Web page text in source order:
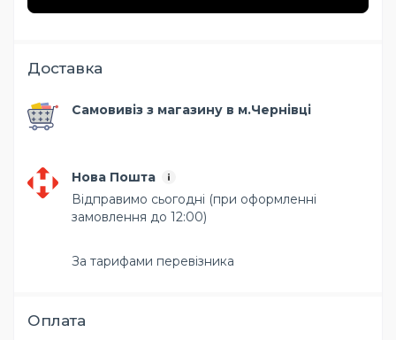
Доставка
Самовивіз з магазину в м.Чернівці
Нова Пошта
Відправимо сьогодні (при оформленні
замовлення до 12:00)
За тарифами перевізника
Оплата